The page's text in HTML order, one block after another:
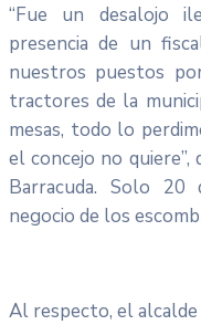
“Fue un desalojo
presencia de un
nuestros puestos
tractores de la
mesas, todo lo
el concejo no quiere”,
Barracuda. Solo
negocio de los
Al respecto, el